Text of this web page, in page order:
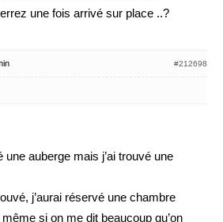
une fois arrivé sur place ..?
#212698
une auberge mais j’ai trouvé une
j’aurai réservé une chambre
si on me dit beaucoup qu’on